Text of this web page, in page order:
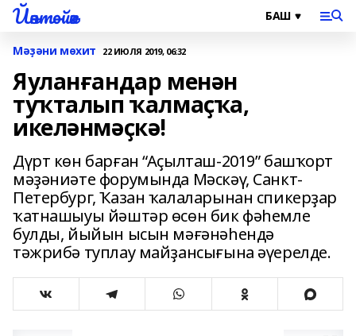
Йәнтөйәк
Мәҙәни мөхит 22 ИЮЛЯ 2019, 06:32
Яуланғандар менән
туҡталып ҡалмаҫҡа,
икеләнмәҫкә!
Дүрт көн барған “Аҫылташ-2019” башҡорт
мәҙәниәте форумында Мәскәү, Санкт-
Петербург, Ҡазан ҡалаларынан спикерҙар
ҡатнашыуы йәштәр өсөн бик фәһемле
булды, йыйын ысын мәғәнәһендә
тәжрибә туплау майҙансығына әүерелде.